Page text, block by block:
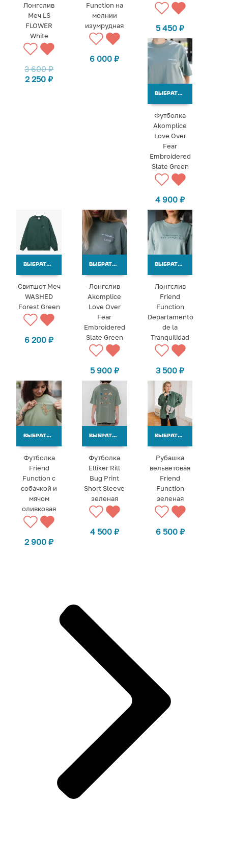
Лонгслив
Меч LS
FLOWER
White
3 600₽
2 250₽
Function на
молнии
изумрудная
6 000₽
5 450₽
ВЫБРАТЬ ВАРИАНТЫ
Футболка
Akomplice
Love Over
Fear
Embroidered
Slate Green
4 900₽
ВЫБРАТЬ ВАРИАНТЫ
Свитшот Меч
WASHED
Forest Green
6 200₽
ВЫБРАТЬ ВАРИАНТЫ
Лонгслив
Akomplice
Love Over
Fear
Embroidered
Slate Green
5 900 ₽
ВЫБРАТЬ ВАРИАНТЫ
Лонгслив
Friend
Function
Departamento
de la
Tranquilidad
3 500₽
ВЫБРАТЬ ВАРИАНТЫ
Футболка
Friend
Function с
собачкой и
мячом
оливковая
2 900₽
ВЫБРАТЬ ВАРИАНТЫ
Футболка
Elliker Rill
Bug Print
Short Sleeve
зеленая
4 500 ₽
ВЫБРАТЬ ВАРИАНТЫ
Рубашка
вельветовая
Friend
Function
зеленая
6 500 ₽